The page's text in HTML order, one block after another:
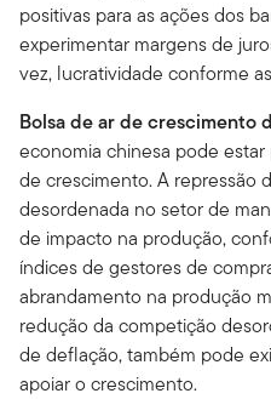
positivas para as ações dos
experimentar margens de
vez, lucratividade conforme
Bolsa de ar de crescimento
economia chinesa pode
de crescimento. A repressão
desordenada no setor de
de impacto na produção,
índices de gestores de
abrandamento na produção
redução da competição
de deflação, também pode
apoiar o crescimento.